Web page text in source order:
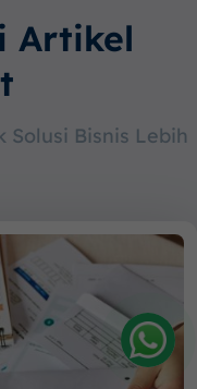
Artikel
Solusi Bisnis Lebih
Amelia